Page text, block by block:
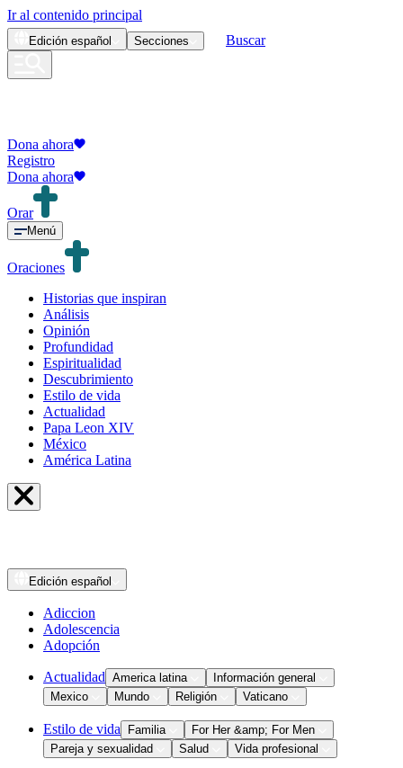
Ir al contenido principal
Edición español Secciones Buscar
Dona ahora
Registro
Dona ahora
Orar
Menú
Oraciones
Historias que inspiran
Análisis
Opinión
Profundidad
Espiritualidad
Descubrimiento
Estilo de vida
Actualidad
Papa Leon XIV
México
América Latina
Edición español
Adiccion
Adolescencia
Adopción
Actualidad America latina
Información general
Mexico
Mundo Religión Vaticano
Estilo de vida Familia
For Her &amp; For Men
Pareja y sexualidad
Salud Vida profesional